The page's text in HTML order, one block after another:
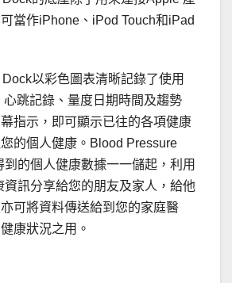
當作iPhone、iPod Touch和iPad
以彩色圖表清晰記錄了使用
跳記錄、 量度日期時間及趨勢
指示， 即可顯示已往的各項健康
的個人健康。Blood Pressure
到的個人健康數據一一儲起，利用
資訊分享給您的朋友及家人，給他
可將資料傳送給到您的家庭醫
康狀況之用。